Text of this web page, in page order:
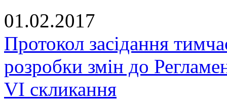
01.02.2017
Протокол засідання
розробки змін до
VI скликання